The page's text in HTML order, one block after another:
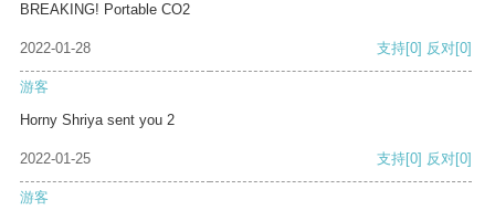
BREAKING! Portable CO2
2022-01-28 支持[0] 反对[0]
游客
Horny Shriya sent you 2
2022-01-25 支持[0] 反对[0]
游客